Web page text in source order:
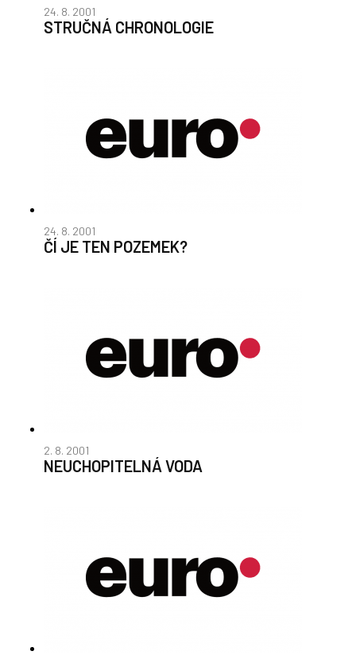
24. 8. 2001
STRUČNÁ CHRONOLOGIE
24. 8. 2001
ČÍ JE TEN POZEMEK?
2. 8. 2001
NEUCHOPITELNÁ VODA